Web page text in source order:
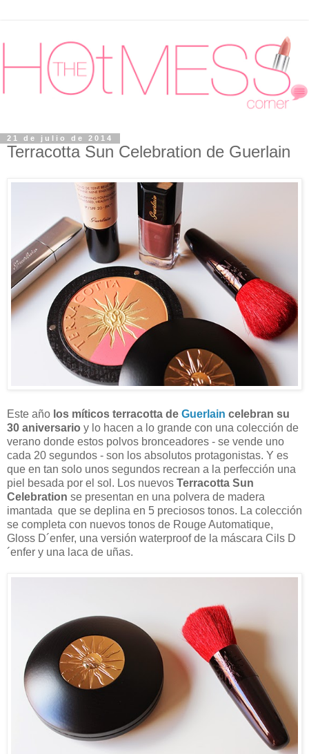
21 de julio de 2014
Terracotta Sun Celebration de Guerlain
Este año los míticos terracotta de Guerlain celebran su
30 aniversario y lo hacen a lo grande con una colección de
verano donde estos polvos bronceadores - se vende uno
cada 20 segundos - son los absolutos protagonistas. Y es
que en tan solo unos segundos recrean a la perfección una
piel besada por el sol. Los nuevos Terracotta Sun
Celebration se presentan en una polvera de madera
imantada que se deplina en 5 preciosos tonos. La colección
se completa con nuevos tonos de Rouge Automatique,
Gloss D´enfer, una versión waterproof de la máscara Cils D
´enfer y una laca de uñas.